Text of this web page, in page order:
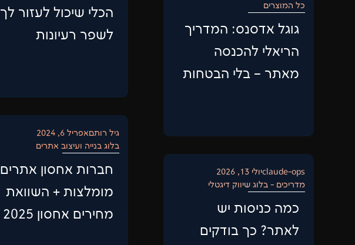
כל המוצרים
גוגל אדסנס: המדריך
הריאלי להכנסה
מאתר – בלי הבטחות
claude-opsיולי 13, 2026
מדריכים - בלוג שיווק דיגטלי
כמה כניסות יש
לאתר? כך בודקים
הכלי שיכול לעזור לך
לשפר רעיונות
גיל רותםאפריל 6, 2024
בלוג בנייה ועיצוב אתרים
חברות אחסון אתרים
מומלצות + השוואת
מחירים אחסון 2025